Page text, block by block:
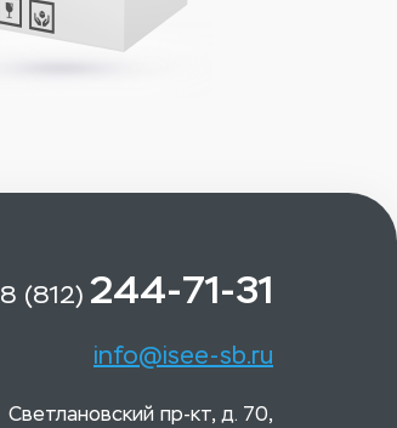
8 (812) 244-71-31
info@isee-sb.ru
Светлановский пр-кт, д. 70,